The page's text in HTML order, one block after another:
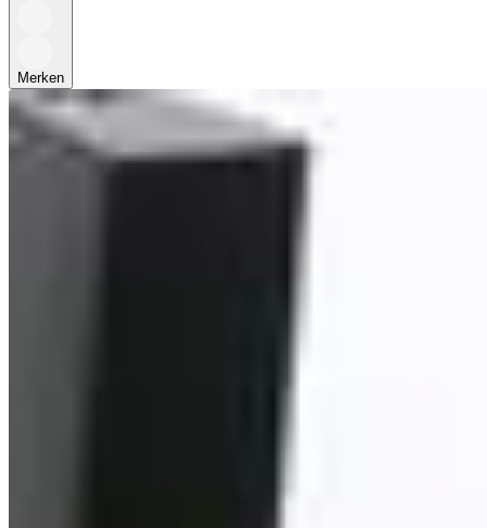
Merken